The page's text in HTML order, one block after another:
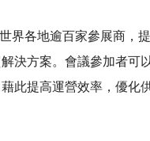
界各地逾百家參展商，提
決方案。會議參加者可
此提高運營效率，優化